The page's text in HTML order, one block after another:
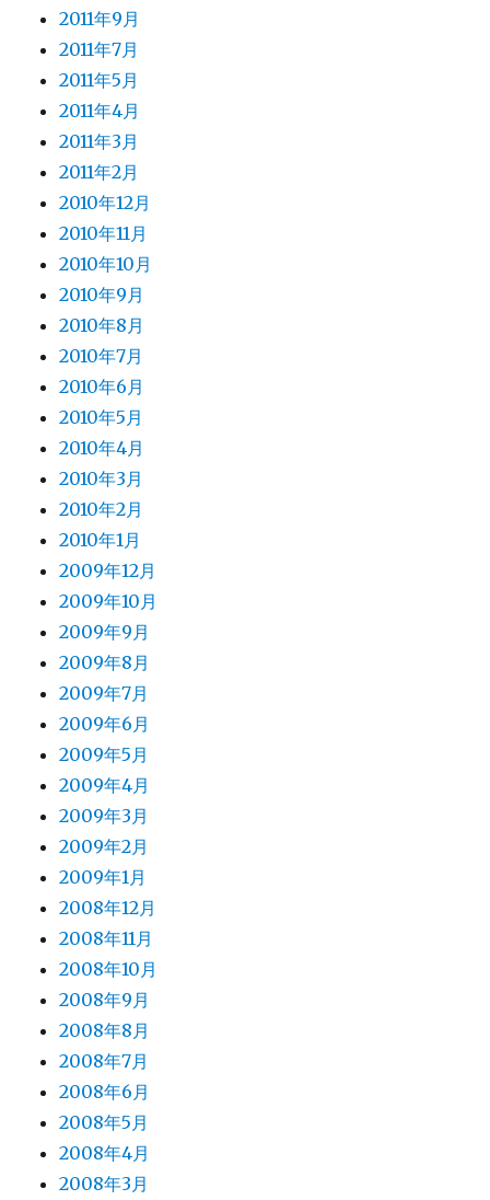
2011年9月
2011年7月
2011年5月
2011年4月
2011年3月
2011年2月
2010年12月
2010年11月
2010年10月
2010年9月
2010年8月
2010年7月
2010年6月
2010年5月
2010年4月
2010年3月
2010年2月
2010年1月
2009年12月
2009年10月
2009年9月
2009年8月
2009年7月
2009年6月
2009年5月
2009年4月
2009年3月
2009年2月
2009年1月
2008年12月
2008年11月
2008年10月
2008年9月
2008年8月
2008年7月
2008年6月
2008年5月
2008年4月
2008年3月